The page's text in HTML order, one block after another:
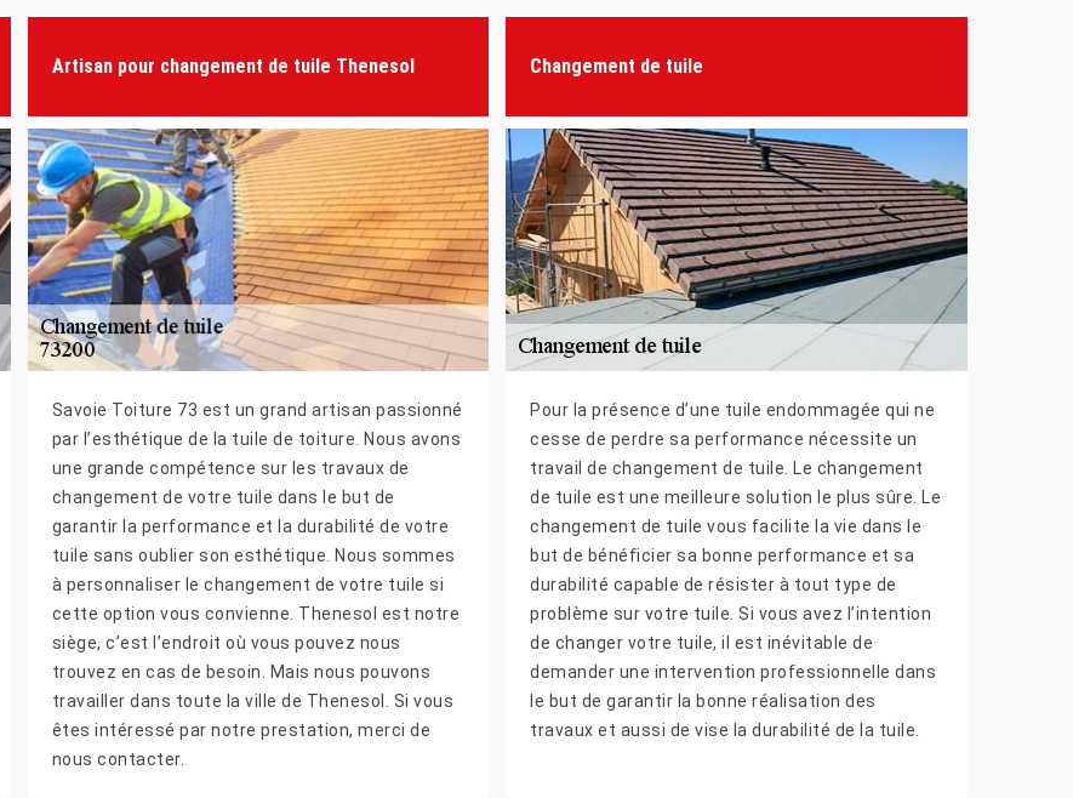
Artisan pour changement de tuile Thenesol
Savoie Toiture 73 est un grand artisan passionné
par l’esthétique de la tuile de toiture. Nous avons
une grande compétence sur les travaux de
changement de votre tuile dans le but de
garantir la performance et la durabilité de votre
tuile sans oublier son esthétique. Nous sommes
à personnaliser le changement de votre tuile si
cette option vous convienne. Thenesol est notre
siège, c’est l’endroit où vous pouvez nous
trouvez en cas de besoin. Mais nous pouvons
travailler dans toute la ville de Thenesol. Si vous
êtes intéressé par notre prestation, merci de
nous contacter.
Changement de tuile
Pour la présence d’une tuile endommagée qui ne
cesse de perdre sa performance nécessite un
travail de changement de tuile. Le changement
de tuile est une meilleure solution le plus sûre. Le
changement de tuile vous facilite la vie dans le
but de bénéficier sa bonne performance et sa
durabilité capable de résister à tout type de
problème sur votre tuile. Si vous avez l’intention
de changer votre tuile, il est inévitable de
demander une intervention professionnelle dans
le but de garantir la bonne réalisation des
travaux et aussi de vise la durabilité de la tuile.